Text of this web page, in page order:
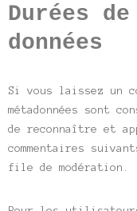
Durées
données
Si vous laissez un
métadonnées sont
de reconnaître et
commentaires
file de modération.